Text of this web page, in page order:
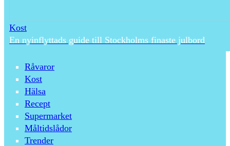
Kost
En nyinflyttads guide till Stockholms finaste julbord
Råvaror
Kost
Hälsa
Recept
Supermarket
Måltidslådor
Trender